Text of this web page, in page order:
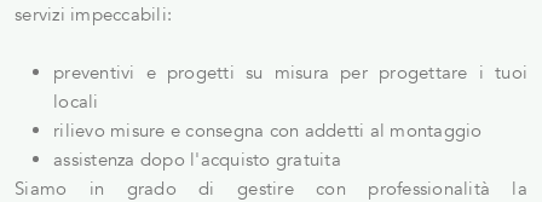
servizi impeccabili:
preventivi e progetti su misura per progettare i tuoi
locali
rilievo misure e consegna con addetti al montaggio
assistenza dopo l'acquisto gratuita
Siamo in grado di gestire con professionalità la